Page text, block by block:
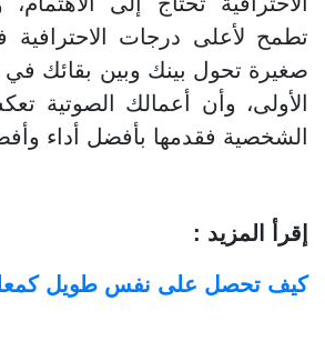
تطمح لأعلى درجات الاحترافية
صغيرة تحول بينك وبين بقائك
الأولى، وأن أعمالك الصوتية
الشخصية فقدمها بأفضل أداء
إقرأ المزيد :
كيف تحصل على نفس طويل